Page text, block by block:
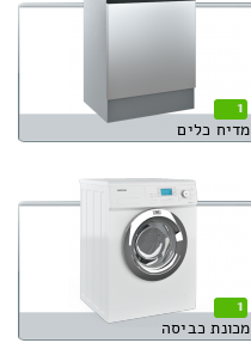
1
מדיח כלים
1
מכונת כביסה